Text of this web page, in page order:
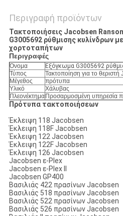
Περιγραφή προϊόντων
Τακτοποιήσεις Jacobsen
G3005692 ρύθμισης κυλίνδρων
χορτοταπήτων
Περιγραφές
Όνομα
Εξόγκωμα G3005692
Τύπος
Τακτοποίηση για το
Μέγεθος
πρότυπα
Υλικό
Χάλυβας
Πλεονέκτημα Προσαρμοσμένη υπηρεσία
Πρότυπα τακτοποιήσεων
Έκλειψη 118 Jacobsen
Έκλειψη 118F Jacobsen
Έκλειψη 122 Jacobsen
Έκλειψη 122F Jacobsen
Έκλειψη 126 Jacobsen
Jacobsen ε-Plex
Jacobsen ε-Plex ΙΙ
Jacobsen GP400
Βασιλιάς 422 πρασίνων Jacobsen
Βασιλιάς 518 πρασίνων Jacobsen
Βασιλιάς 522 πρασίνων Jacobsen
Βασιλιάς 526 πρασίνων Jacobsen